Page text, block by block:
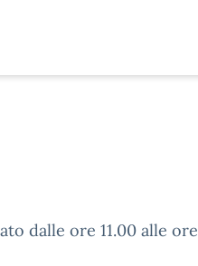
dalle ore 11.00 alle ore